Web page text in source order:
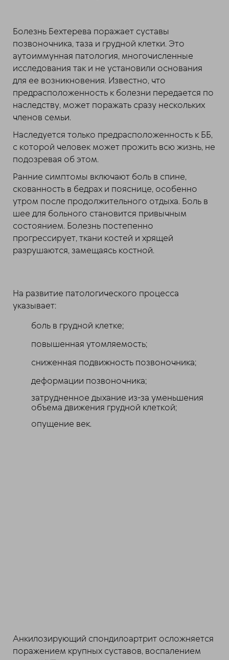
Болезнь Бехтерева поражает суставы
позвоночника, таза и грудной клетки. Это
аутоиммунная патология, многочисленные
исследования так и не установили основания
для ее возникновения. Известно, что
предрасположенность к болезни передается по
наследству, может поражать сразу нескольких
членов семьи.
Наследуется только предрасположенность к ББ,
с которой человек может прожить всю жизнь, не
подозревая об этом.
Ранние симптомы включают боль в спине,
скованность в бедрах и пояснице, особенно
утром после продолжительного отдыха. Боль в
шее для больного становится привычным
состоянием. Болезнь постепенно
прогрессирует, ткани костей и хрящей
разрушаются, замещаясь костной.
На развитие патологического процесса
указывает:
боль в грудной клетке;
повышенная утомляемость;
сниженная подвижность позвоночника;
деформации позвоночника;
затрудненное дыхание из-за уменьшения
объема движения грудной клеткой;
опущение век.
Анкилозирующий спондилоартрит осложняется
поражением крупных суставов, воспалением